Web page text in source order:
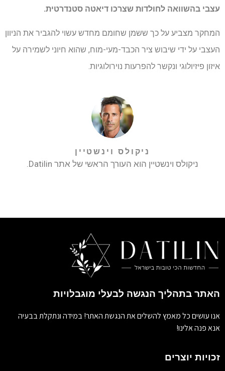
עצבי בהשוואה לחולדות שצרכו דיאטה סטנדרטית.
המחקר מצביע על כך ששמן שחומם מחדש עשוי להגביר את הניוון
העצבי על ידי שיבוש ציר הכבד-מעי-מוח, שהוא חיוני לשמירה על
איזון פיזיולוגי ונקשר להפרעות נוירולוגיות.
ניקולס וינשטיין
ניקולס וינשטיין הוא העורך הראשי של אתר Datilin.
האתר בתהליך הנגשה לבעלי מוגבלויות
אנו עושים כל מאמץ להשלים את הנגשת האתר! במידה ונתקלת בבעיה
אנא פנה אלינו!
זכויות יוצרים